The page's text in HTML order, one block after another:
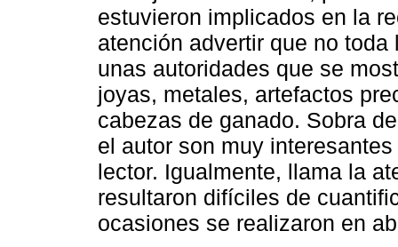
estuvieron implicados en la
atención advertir que no
unas autoridades que se
joyas, metales, artefactos
cabezas de ganado. Sobra
el autor son muy
lector. Igualmente, llama la
resultaron difíciles de
ocasiones se realizaron en